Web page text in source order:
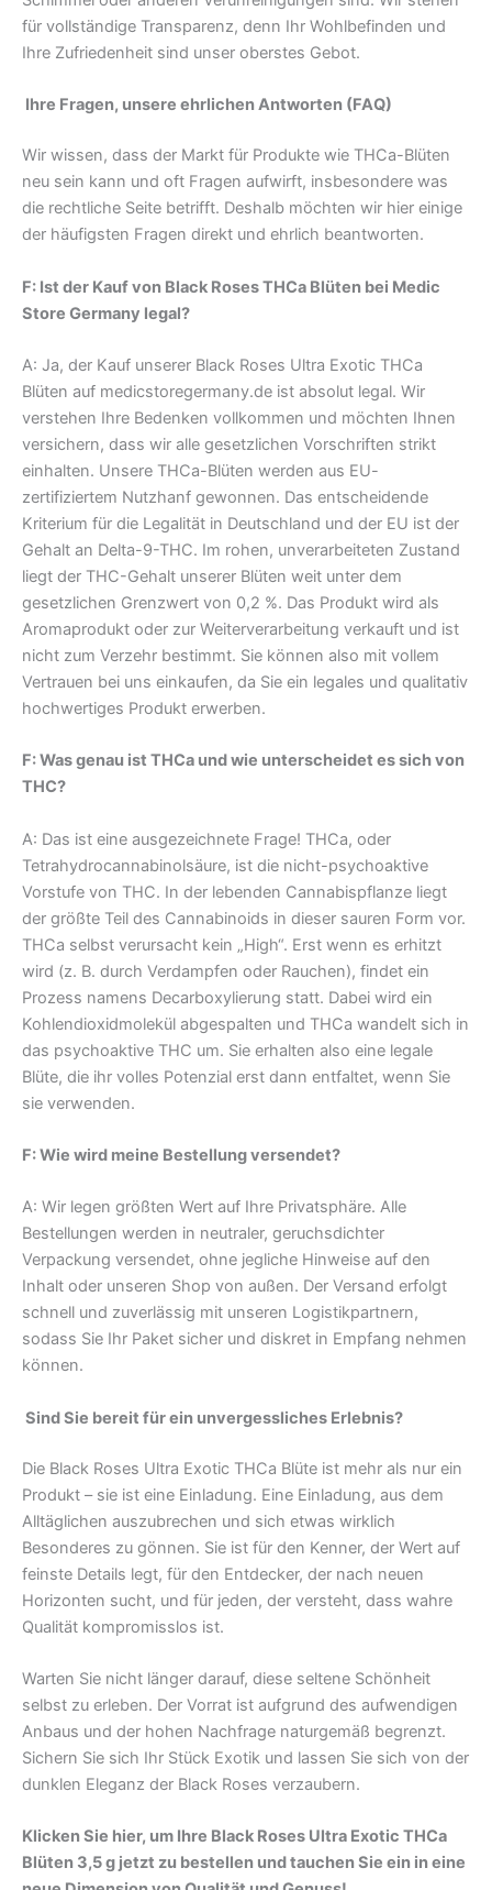
für vollständige Transparenz, denn Ihr Wohlbefinden und
Ihre Zufriedenheit sind unser oberstes Gebot.
Ihre Fragen, unsere ehrlichen Antworten (FAQ)
Wir wissen, dass der Markt für Produkte wie THCa-Blüten
neu sein kann und oft Fragen aufwirft, insbesondere was
die rechtliche Seite betrifft. Deshalb möchten wir hier einige
der häufigsten Fragen direkt und ehrlich beantworten.
F: Ist der Kauf von Black Roses THCa Blüten bei Medic
Store Germany legal?
A: Ja, der Kauf unserer Black Roses Ultra Exotic THCa
Blüten auf medicstoregermany.de ist absolut legal. Wir
verstehen Ihre Bedenken vollkommen und möchten Ihnen
versichern, dass wir alle gesetzlichen Vorschriften strikt
einhalten. Unsere THCa-Blüten werden aus EU-
zertifiziertem Nutzhanf gewonnen. Das entscheidende
Kriterium für die Legalität in Deutschland und der EU ist der
Gehalt an Delta-9-THC. Im rohen, unverarbeiteten Zustand
liegt der THC-Gehalt unserer Blüten weit unter dem
gesetzlichen Grenzwert von 0,2 %. Das Produkt wird als
Aromaprodukt oder zur Weiterverarbeitung verkauft und ist
nicht zum Verzehr bestimmt. Sie können also mit vollem
Vertrauen bei uns einkaufen, da Sie ein legales und qualitativ
hochwertiges Produkt erwerben.
F: Was genau ist THCa und wie unterscheidet es sich von
THC?
A: Das ist eine ausgezeichnete Frage! THCa, oder
Tetrahydrocannabinolsäure, ist die nicht-psychoaktive
Vorstufe von THC. In der lebenden Cannabispflanze liegt
der größte Teil des Cannabinoids in dieser sauren Form vor.
THCa selbst verursacht kein „High“. Erst wenn es erhitzt
wird (z. B. durch Verdampfen oder Rauchen), findet ein
Prozess namens Decarboxylierung statt. Dabei wird ein
Kohlendioxidmolekül abgespalten und THCa wandelt sich in
das psychoaktive THC um. Sie erhalten also eine legale
Blüte, die ihr volles Potenzial erst dann entfaltet, wenn Sie
sie verwenden.
F: Wie wird meine Bestellung versendet?
A: Wir legen größten Wert auf Ihre Privatsphäre. Alle
Bestellungen werden in neutraler, geruchsdichter
Verpackung versendet, ohne jegliche Hinweise auf den
Inhalt oder unseren Shop von außen. Der Versand erfolgt
schnell und zuverlässig mit unseren Logistikpartnern,
sodass Sie Ihr Paket sicher und diskret in Empfang nehmen
können.
Sind Sie bereit für ein unvergessliches Erlebnis?
Die Black Roses Ultra Exotic THCa Blüte ist mehr als nur ein
Produkt – sie ist eine Einladung. Eine Einladung, aus dem
Alltäglichen auszubrechen und sich etwas wirklich
Besonderes zu gönnen. Sie ist für den Kenner, der Wert auf
feinste Details legt, für den Entdecker, der nach neuen
Horizonten sucht, und für jeden, der versteht, dass wahre
Qualität kompromisslos ist.
Warten Sie nicht länger darauf, diese seltene Schönheit
selbst zu erleben. Der Vorrat ist aufgrund des aufwendigen
Anbaus und der hohen Nachfrage naturgemäß begrenzt.
Sichern Sie sich Ihr Stück Exotik und lassen Sie sich von der
dunklen Eleganz der Black Roses verzaubern.
Klicken Sie hier, um Ihre Black Roses Ultra Exotic THCa
Blüten 3,5 g jetzt zu bestellen und tauchen Sie ein in eine